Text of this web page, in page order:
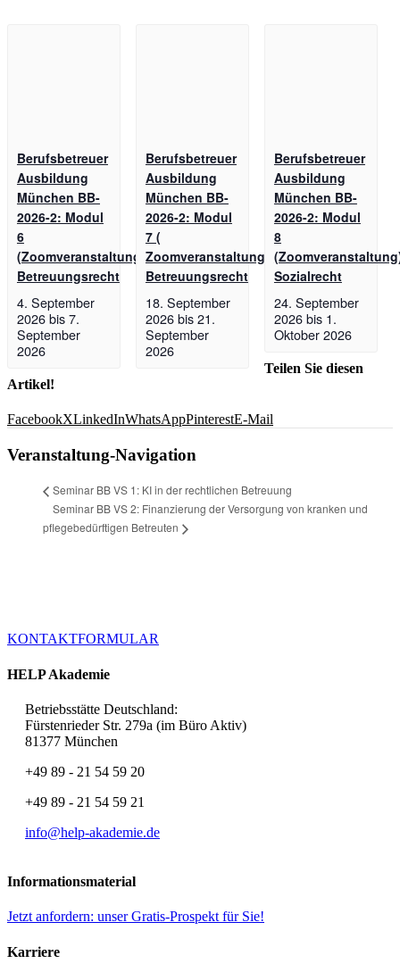
Berufsbetreuer
Ausbildung
München BB-
2026-2: Modul
6
(Zoomveranstaltung):
Betreuungsrecht
4. September
2026bis7.
September
2026
Berufsbetreuer
Ausbildung
München BB-
2026-2: Modul
7 (
Zoomveranstaltung):
Betreuungsrecht
18. September
2026bis21.
September
2026
Berufsbetreuer
Ausbildung
München BB-
2026-2: Modul
8
Sozialrecht
24. September
2026bis 1.
Oktober 2026
Teilen Sie diesen
Artikel!
FacebookXLinkedInWhatsAppPinterestE-Mail
Veranstaltung-Navigation
Seminar BB VS 1: KI in der rechtlichen Betreuung
Seminar BB VS 2: Finanzierung der Versorgung von kranken und
pflegebedürftigen Betreuten
KONTAKTFORMULAR
HELP Akademie
Betriebsstätte Deutschland:
Fürstenrieder Str. 279a (im Büro Aktiv)
81377 München
+49 89 - 21 54 59 20
+49 89 - 21 54 59 21
info@help-akademie.de
Informationsmaterial
Jetzt anfordern: unser Gratis-Prospekt für Sie!
Karriere